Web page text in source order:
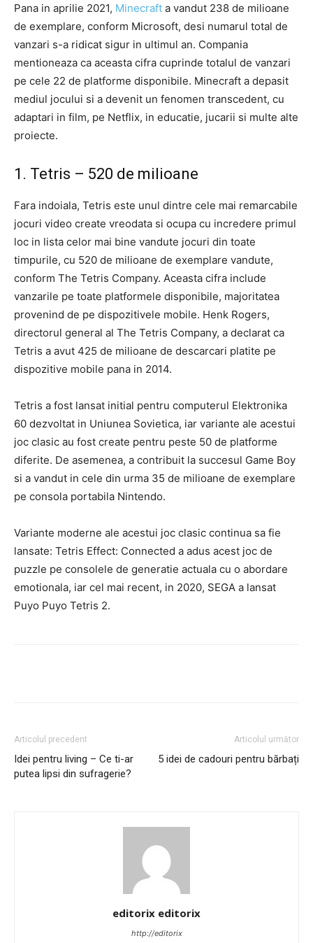
Pana in aprilie 2021, Minecraft a vandut 238 de milioane
de exemplare, conform Microsoft, desi numarul total de
vanzari s-a ridicat sigur in ultimul an. Compania
mentioneaza ca aceasta cifra cuprinde totalul de vanzari
pe cele 22 de platforme disponibile. Minecraft a depasit
mediul jocului si a devenit un fenomen transcedent, cu
adaptari in film, pe Netflix, in educatie, jucarii si multe alte
proiecte.
1. Tetris – 520 de milioane
Fara indoiala, Tetris este unul dintre cele mai remarcabile
jocuri video create vreodata si ocupa cu incredere primul
loc in lista celor mai bine vandute jocuri din toate
timpurile, cu 520 de milioane de exemplare vandute,
conform The Tetris Company. Aceasta cifra include
vanzarile pe toate platformele disponibile, majoritatea
provenind de pe dispozitivele mobile. Henk Rogers,
directorul general al The Tetris Company, a declarat ca
Tetris a avut 425 de milioane de descarcari platite pe
dispozitive mobile pana in 2014.
Tetris a fost lansat initial pentru computerul Elektronika
60 dezvoltat in Uniunea Sovietica, iar variante ale acestui
joc clasic au fost create pentru peste 50 de platforme
diferite. De asemenea, a contribuit la succesul Game Boy
si a vandut in cele din urma 35 de milioane de exemplare
pe consola portabila Nintendo.
Variante moderne ale acestui joc clasic continua sa fie
lansate: Tetris Effect: Connected a adus acest joc de
puzzle pe consolele de generatie actuala cu o abordare
emotionala, iar cel mai recent, in 2020, SEGA a lansat
Puyo Puyo Tetris 2.
Articolul precedent
Idei pentru living – Ce ti-ar
putea lipsi din sufragerie?
Articolul următor
5 idei de cadouri pentru bărbați
editorix editorix
http://editorix